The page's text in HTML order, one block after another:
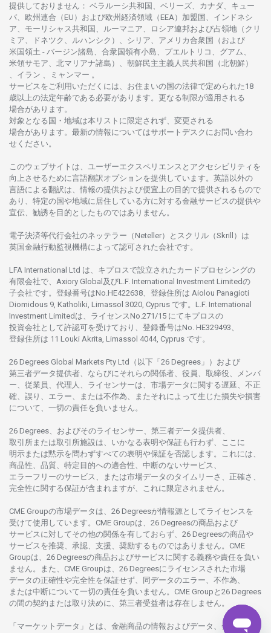
提供しておりません ： ベラルーシ共和国、ベリーズ、カナダ、キュー
バ、 欧州連合 （EU） および欧州経済領域 （EEA）加盟国、インドネシ
ア、 モーリシャス共和国、ルーマニア、 ロシア連邦および占領地 （クリ
ミア、ドネツク、ルハンシク）、シリア、 アメリカ合衆国
（および
米国領土 - バージン諸島、合衆国領有小島、プエルトリコ、グアム、
米領サモア、 北マリアナ諸島）、 朝鮮民主主義人民共和国
（北朝鮮）
、イラン 、ミャンマー 。
サービスをご利用いただくには、お住まいの国の法律で定められた 18
歳以上の法定年齢である必要があります。 更なる制限が適用さ れる
場合があります。
対象となる 国 ・ 地域は本 リストに限定さ れず、 変更さ れる
場合があります。 最新の情報についてはサポートデスクにお 問い合わ
せくださ い。
このウェブサイトは、 ユーザーエクスペリエンスと アクセシビリティを
向上さ せるために言語翻訳オプションを提供しています。 英語以外の
言語による翻訳は、 情報の提供および便宜上の 目的で提供さ れるもので
あり、 特定の国や地域に居住している方に対する金融サービスの提供や
宣伝、 勧誘を 目的としたものではありません。
電子決済等代行会社のネッテラー （Neteller）と スクリル （Skrill）は
英国金融行動監視機構によって認可さ れた会社です。
LFA International Ltd は、 キプロスで設立さ れた カードプロセシングの
有限会社で、Axiory Global 及びL.F. International Investment Limitedの
子会社です。 登録番号はNo.HE422638、 登録住所は Aiolou Panagioti
Diomidous 9, Katholiki, Limassol 3020, Cyprus です。L.F. International
Investment Limitedは、 ライセンスNo.271/15 にてキプロスの
投資会社として許認可を受けており、 登録番号はNo. HE329493、
登録住所は 11 Louki Akrita, Limassol 4044, Cyprus です。
26 Degrees Global Markets Pty Ltd（以下「26 Degrees」） および
第三者データ提供者、ならびにそれらの関係者、役員、取締役、メンバ
ー、従業員、代理人、ライセンサーは、 市場データに関する遅延、不正
確、誤り、エラー、
または不作為、 またそれによって生じた損失や損害
について、 一切の責任を負いません。
26 Degrees、 およびそのライセンサー、 第三者データ提供者、
取引所または取引所施設は、いかなる表明や保証も行わず、 ここに
明示または黙示を 問わずすべての表明や保証を否認し ます。 これには、
商品性、品質、 特定目的への適合性、 中断のないサービス、
エラーフリーのサービス、 または市場データのタイムリーさ、正確さ、
完全性に関する保証が含まれますが、これに限定さ れません。
CME Groupの市場データは、26 Degreesが情報源としてライセンスを
受けて使用しています。 CME Groupは、26 Degreesの商品および
サービスに対してその他の関係を有しておらず、26 Degreesの商品や
サービスを推奨、承認、支援、 奨励するものではありません。 CME
Groupは、26 Degreesの商品およびサービスに関する義務や責任を負い
ません。また、CME Groupは、26 Degreesにライセンスさ れた市場
データの正確性や完全性を保証せず、 同 データのエラー、不作為、
または中断について一切の責任を負いません。 CME Groupと26 Degrees
の間の契約または取り 決めに、 第三者受益者は存在し ません。
「マーケットデータ」とは、 金融商品の情報およびデータ、 金融商品の